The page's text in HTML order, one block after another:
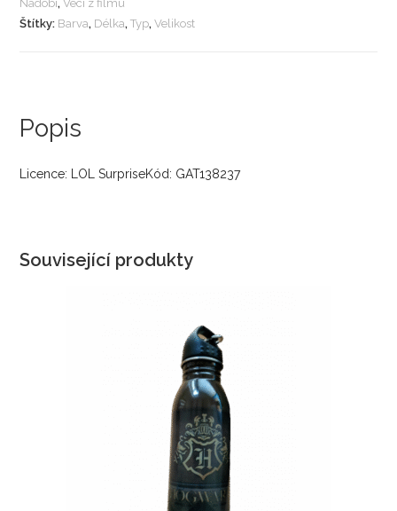
Nádobí,Veci z filmu
Štítky: Barva, Délka,Typ,Velikost
Popis
Licence: LOL SurpriseKód: GAT138237
Související produkty